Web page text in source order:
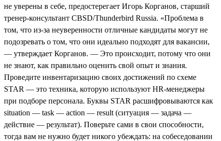
не уверены в себе, предостерегает Игорь Корганов, старший
тренер-консультант CBSD/Thunderbird Russia. «Проблема в
том, что из-за неуверенности отличные кандидаты могут не
подозревать о том, что они идеально подходят для вакансии,
— утверждает Корганов. — Это происходит, потому что они
не знают, как правильно оценить свой опыт и знания.
Проведите инвентаризацию своих достижений по схеме
STAR — это техника, которую используют HR-менеджеры
при подборе персонала. Буквы STAR расшифровываются как
situation — task — action — result (ситуация — задача —
действие — результат). Поверьте сами в свои способности,
тогда вам не нужно будет никого убеждать: на собеседовании